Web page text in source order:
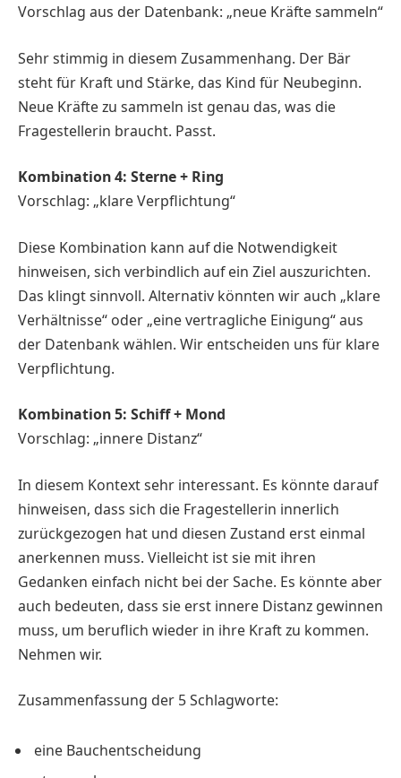
Vorschlag aus der Datenbank: „neue Kräfte sammeln“
Sehr stimmig in diesem Zusammenhang. Der Bär
steht für Kraft und Stärke, das Kind für Neubeginn.
Neue Kräfte zu sammeln ist genau das, was die
Fragestellerin braucht. Passt.
Kombination 4: Sterne + Ring
Vorschlag: „klare Verpflichtung“
Diese Kombination kann auf die Notwendigkeit
hinweisen, sich verbindlich auf ein Ziel auszurichten.
Das klingt sinnvoll. Alternativ könnten wir auch „klare
Verhältnisse“ oder „eine vertragliche Einigung“ aus
der Datenbank wählen. Wir entscheiden uns für klare
Verpflichtung.
Kombination 5: Schiff + Mond
Vorschlag: „innere Distanz“
In diesem Kontext sehr interessant. Es könnte darauf
hinweisen, dass sich die Fragestellerin innerlich
zurückgezogen hat und diesen Zustand erst einmal
anerkennen muss. Vielleicht ist sie mit ihren
Gedanken einfach nicht bei der Sache. Es könnte aber
auch bedeuten, dass sie erst innere Distanz gewinnen
muss, um beruflich wieder in ihre Kraft zu kommen.
Nehmen wir.
Zusammenfassung der 5 Schlagworte:
eine Bauchentscheidung